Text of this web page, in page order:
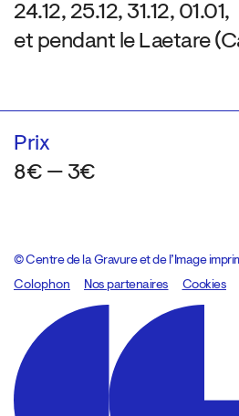
24.12, 25.12, 31.12, 01.01,
et pendant le Laetare
Prix
8€ — 3€
© Centre de la Gravure et de l’Image
Colophon
Design:Marcel Kaczmarek, code:
Nos partenaires Cookies